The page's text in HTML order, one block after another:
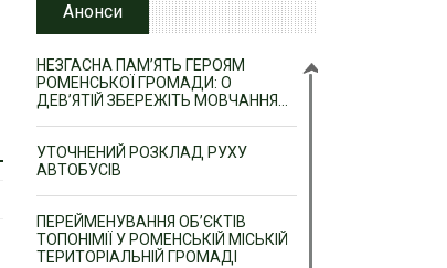
Анонси
НЕЗГАСНА ПАМ’ЯТЬ ГЕРОЯМ
РОМЕНСЬКОЇ ГРОМАДИ: О
ДЕВ’ЯТІЙ ЗБЕРЕЖІТЬ МОВЧАННЯ…
УТОЧНЕНИЙ РОЗКЛАД РУХУ
АВТОБУСІВ
ПЕРЕЙМЕНУВАННЯ ОБ’ЄКТІВ
ТОПОНІМІЇ У РОМЕНСЬКІЙ МІСЬКІЙ
ТЕРИТОРІАЛЬНІЙ ГРОМАДІ